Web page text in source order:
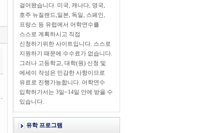
걸어왔습니다. 미국, 캐나다, 영국,
호주 뉴질랜드,일본, 독일, 스페인,
프랑스 등 유럽에서 어학연수를
스스로 계획하시고 직접
신청하기위한 사이트입니다. 스스로
지원하기 때문에 수수료가 없습니다.
그러나 고등학교, 대학(원) 신청 및
에세이 작성은 민감한 사항이므로
유료로 진행가능합니다. 어학연수
입학허가서는 3일~14일 안에 받을 수
있습니다.
유학 프로그램